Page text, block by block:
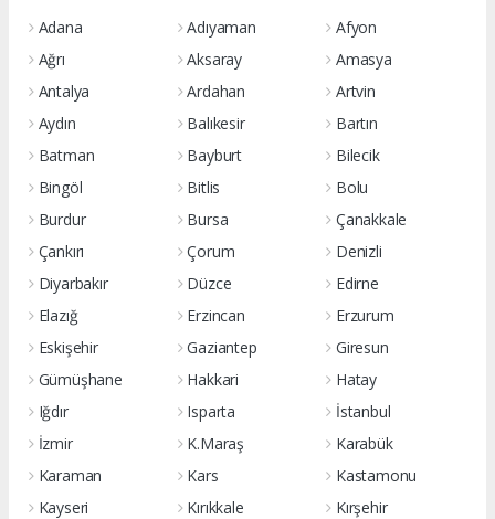
Adana Adıyaman
Afyon
Ağrı
Aksaray
Amasya
Antalya
Ardahan
Artvin
Aydın
Balıkesir
Bartın
Batman
Bayburt
Bilecik
Bingöl
Bitlis
Bolu
Burdur
Bursa
Çanakkale
Çankırı
Çorum
Denizli
Diyarbakır
Düzce
Edirne
Elazığ
Erzincan
Erzurum
Eskişehir
Gaziantep
Giresun
Gümüşhane
Hakkari
Hatay
Iğdır
Isparta
İstanbul
İzmir
K.Maraş
Karabük
Karaman
Kars
Kastamonu
Kayseri
Kırıkkale
Kırşehir